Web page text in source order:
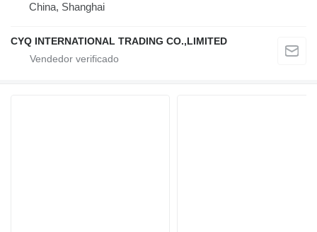
China, Shanghai
CYQ INTERNATIONAL TRADING CO.,LIMITED